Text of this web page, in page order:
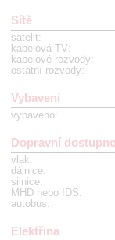
Sítě
satelit:
kabelová TV:
kabelové rozvody:
ostatní rozvody:
Vybavení
vybaveno:
Dopravní
vlak:
dálnice:
silnice:
MHD nebo IDS:
autobus:
Elektřina